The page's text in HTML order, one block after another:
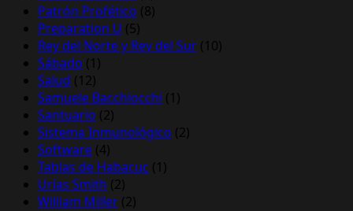
Patrón Profético (8)
Preparation U (5)
Rey del Norte y Rey del Sur (10)
Sábado (1)
Salud (12)
Samuele Bacchiocchi (1)
Santuario (2)
Sistema Inmunológico (2)
Software (4)
Tablas de Habacuc (1)
Urías Smith (2)
William Miller (2)